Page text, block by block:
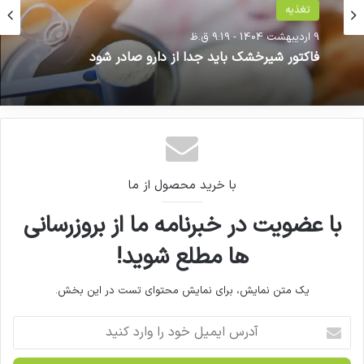
نوشته های مشابه
پزشکیان به نمایشگاه «ایران هلث»
مصاحبه مشاور سندیکای تولید
کنندگان مواد دارویی، شیمیایی و
بسته بندی دارویی از روند تولید و
اقدامات دبیرخانه سندیکا در راستای
خدمت رسانی به تولید کنندگان مواد
دارویی و ملزومات بسته بندی دارویی
تغذیه
9 اردیبهشت 1404 - 9:19 ق.ظ
فاکتور شیرخشک‌ باید جدا از دارو صادر شود
حوزه سلامت
4 خرداد 1404 - 10:17 ق.ظ
فروش اینترنتی دارو خارج از «سامانه مرجع» تخلف
با خرید محصول از ما
با عضویت در خبرنامه ما از بروزرسانی
ها مطلع شوید!
یک متن نمایش، برای نمایش محتوای تست در این بخش.
ر